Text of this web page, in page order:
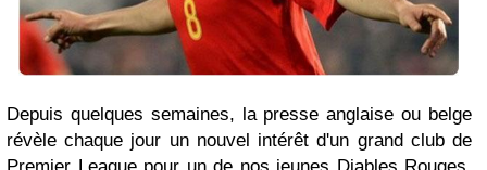
Depuis quelques semaines, la presse anglaise ou belge
révèle chaque jour un nouvel intérêt d'un grand club de